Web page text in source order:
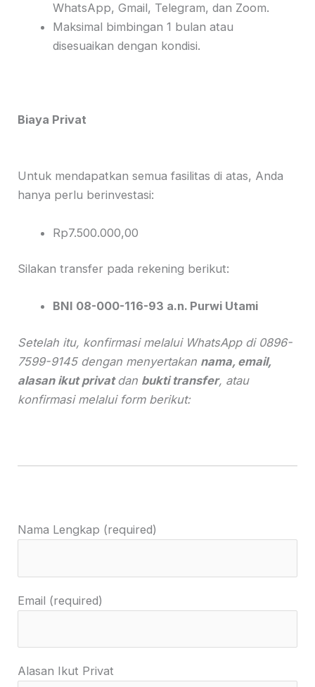
WhatsApp, Gmail, Telegram, dan Zoom.
Maksimal bimbingan 1 bulan atau
disesuaikan dengan kondisi.
Biaya Privat
Untuk mendapatkan semua fasilitas di atas, Anda
hanya perlu berinvestasi:
Rp7.500.000,00
Silakan transfer pada rekening berikut:
BNI 08-000-116-93 a.n. Purwi Utami
Setelah itu, konfirmasi melalui WhatsApp di 0896-
7599-9145 dengan menyertakan nama, email,
alasan ikut privatdan bukti transfer, atau
konfirmasi melalui form berikut:
Nama Lengkap (required)
Email (required)
Alasan Ikut Privat